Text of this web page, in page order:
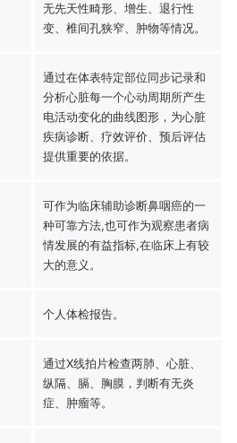
无先天性畸形、增生、退行性
变、椎间孔狭窄、肿物等情况。
通过在体表特定部位同步记录和
分析心脏每一个心动周期所产生
电活动变化的曲线图形，为心脏
疾病诊断、疗效评价、预后评估
提供重要的依据。
可作为临床辅助诊断鼻咽癌的一
种可靠方法,也可作为观察患者病
情发展的有益指标,在临床上有较
大的意义。
个人体检报告。
通过X线拍片检查两肺、心脏、
纵隔、膈、胸膜，判断有无炎
症、肿瘤等。